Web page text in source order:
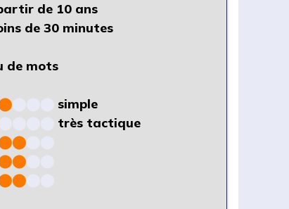
de 10 ans
de 30 minutes
de mots
simple
très tactique
⬤
⬤
⬤